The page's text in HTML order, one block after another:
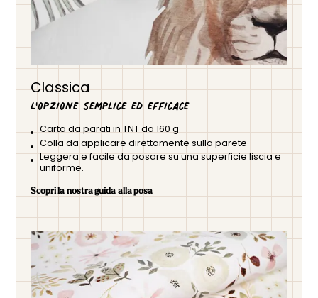
Classica
L'opzione semplice ed efficace
Carta da parati in TNT da 160 g
Colla da applicare direttamente sulla parete
Leggera e facile da posare su una superficie liscia e
uniforme.
Scopri la nostra guida alla posa